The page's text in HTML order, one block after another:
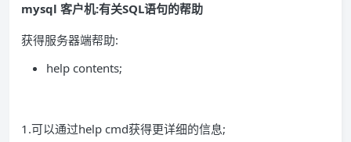
mysql 客户机:有关SQL语句的帮助
获得服务器端帮助:
help contents;
1.可以通过help cmd获得更详细的信息;